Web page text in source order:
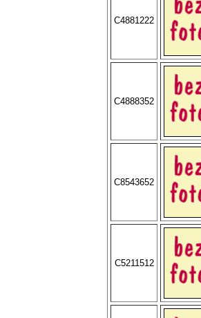
C4881222
C4888352
C8543652
C5211512